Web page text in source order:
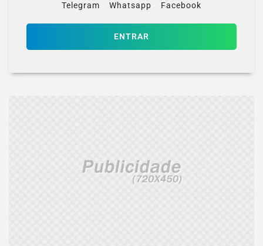
Telegram Whatsapp Facebook
ENTRAR